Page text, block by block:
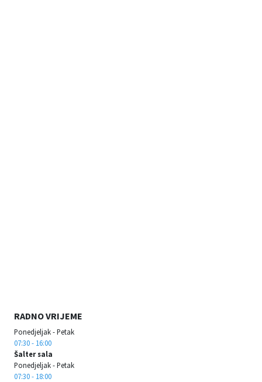
RADNO VRIJEME
Ponedjeljak - Petak
07:30 - 16:00
Šalter sala
Ponedjeljak - Petak
07:30 - 18:00